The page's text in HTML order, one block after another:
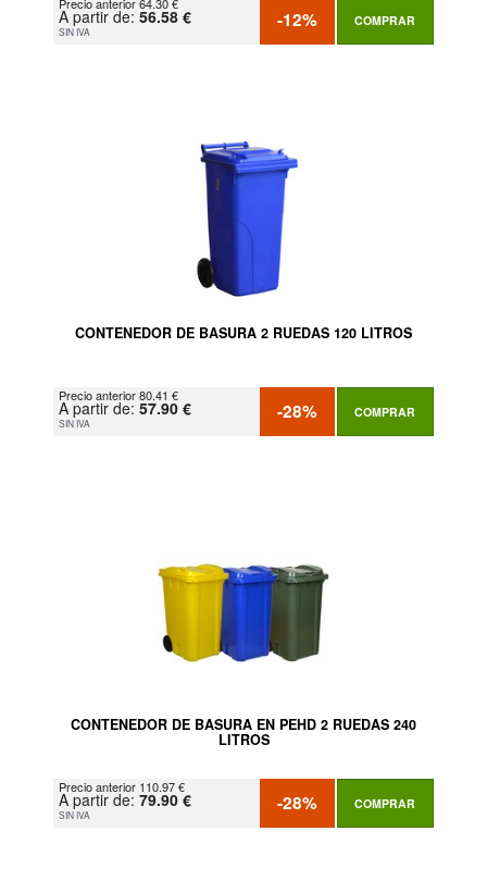
Precio anterior 64.30 €
A partir de: 56.58 €
SIN IVA -12% COMPRAR
CONTENEDOR DE BASURA 2 RUEDAS 120 LITROS
Precio anterior 80.41 €
A partir de: 57.90 €
SIN IVA -28% COMPRAR
CONTENEDOR DE BASURA EN PEHD 2 RUEDAS 240
LITROS
Precio anterior 110.97 €
A partir de: 79.90 €
SIN IVA -28% COMPRAR